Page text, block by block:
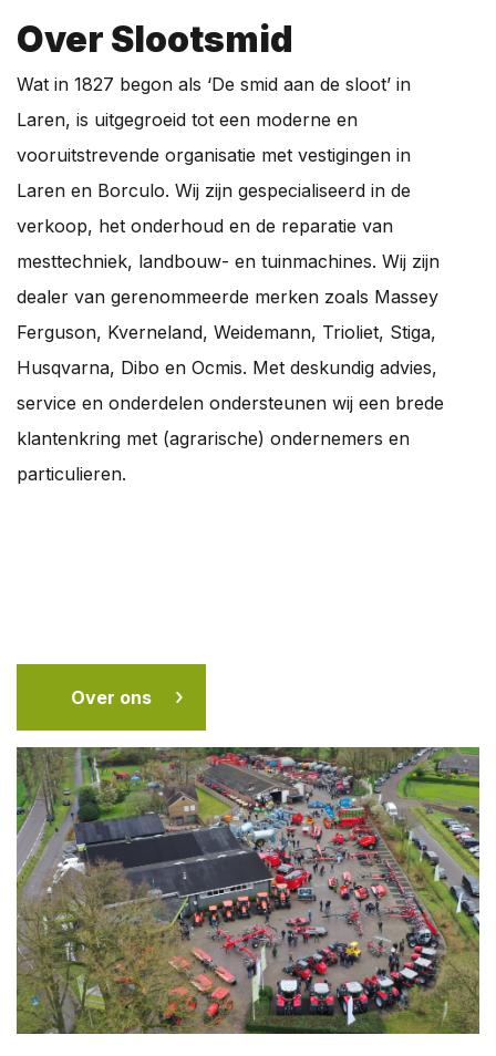
Over Slootsmid
Wat in 1827 begon als ‘De smid aan de sloot’ in
Laren, is uitgegroeid tot een moderne en
vooruitstrevende organisatie met vestigingen in
Laren en Borculo. Wij zijn gespecialiseerd in de
verkoop, het onderhoud en de reparatie van
mesttechniek, landbouw- en tuinmachines. Wij zijn
dealer van gerenommeerde merken zoals Massey
Ferguson, Kverneland, Weidemann, Trioliet, Stiga,
Husqvarna, Dibo en Ocmis. Met deskundig advies,
service en onderdelen ondersteunen wij een brede
klantenkring met (agrarische) ondernemers en
particulieren.
Over ons